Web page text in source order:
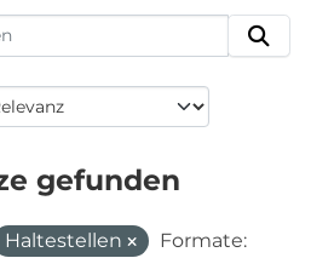
gefunden
Haltestellen
Formate: